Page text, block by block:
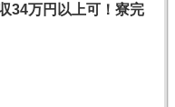
34万円以上可！寮完